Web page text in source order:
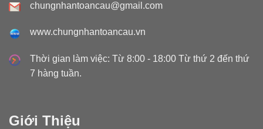
chungnhantoancau@gmail.com
www.chungnhantoancau.vn
Thời gian làm việc: Từ 8:00 - 18:00 Từ thứ 2 đến thứ
7 hàng tuần.
Giới Thiệu